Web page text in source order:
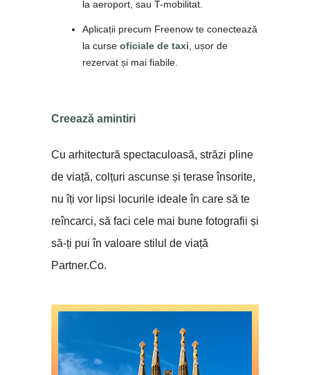
la aeroport, sau T-mobilitat.
Aplicații precum Freenow te conectează
la curse oficiale de taxi , ușor de
rezervat și mai fiabile.
Creează amintiri
Cu arhitectură spectaculoasă, străzi pline
de viață, colțuri ascunse și terase însorite,
nu îți vor lipsi locurile ideale în care să te
reîncarci, să faci cele mai bune fotografii și
să-ți pui în valoare stilul de viață
Partner.Co.